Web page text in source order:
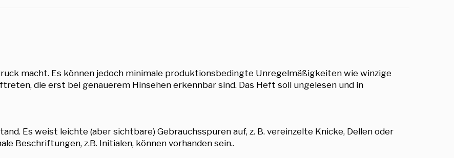
macht. Es können jedoch minimale produktionsbedingte Unregelmäßigkeiten wie winzige
die erst bei genauerem Hinsehen erkennbar sind. Das Heft soll ungelesen und in
Es weist leichte (aber sichtbare) Gebrauchsspuren auf, z. B. vereinzelte Knicke, Dellen oder
Beschriftungen, z.B. Initialen, können vorhanden sein..